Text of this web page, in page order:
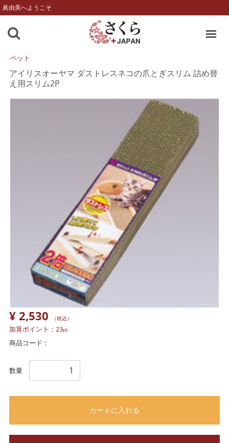
眞由美へようこそ
ペット
アイリスオーヤマ ダストレスネコの爪とぎスリム 詰め替
え用スリム2P
¥ 2,530 （税込）
加算ポイント： 23pt
商品コード：
数量
カートに入れる